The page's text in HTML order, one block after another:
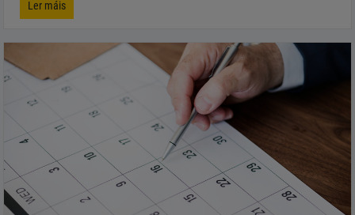
Ler máis